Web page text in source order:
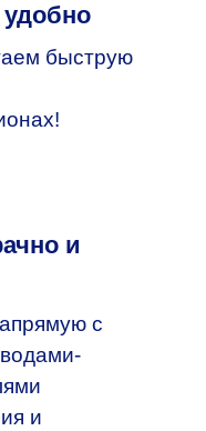
быструю
и
с
и